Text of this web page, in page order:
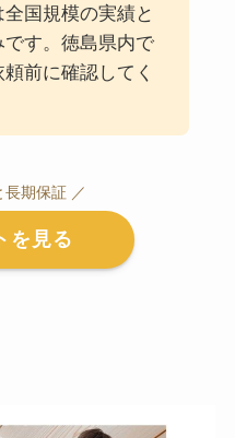
国規模の実績と
す。徳島県内で
前に確認してく
長期保証 ／
を見る